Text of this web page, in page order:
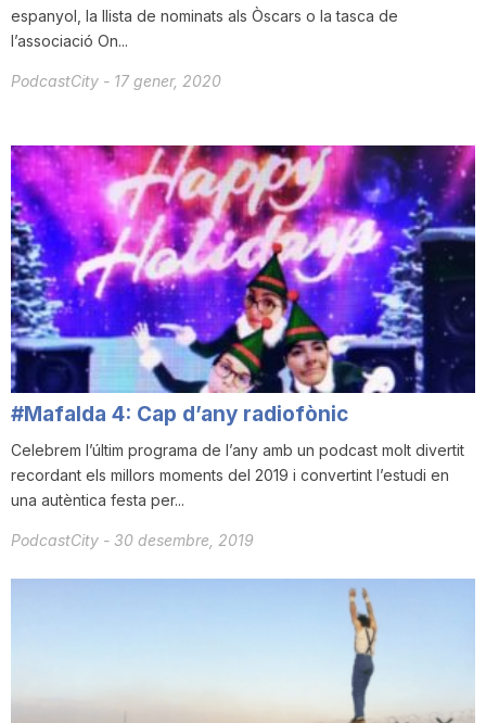
espanyol, la llista de nominats als Òscars o la tasca de
l’associació On...
PodcastCity - 17 gener, 2020
#Mafalda 4: Cap d’any radiofònic
Celebrem l’últim programa de l’any amb un podcast molt divertit
recordant els millors moments del 2019 i convertint l’estudi en
una autèntica festa per...
PodcastCity - 30 desembre, 2019